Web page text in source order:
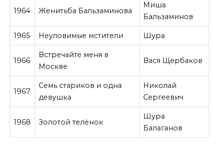
1964 Женитьба Бальзаминова
Миша
Бальзаминов
1965 Неуловимые мстители Шура
1966
Встречайте меня в
Москве
Вася Щербаков
1967
Семь стариков и одна
девушка
Николай
Сергеевич
1968 Золотой телёнок
Шура
Балаганов